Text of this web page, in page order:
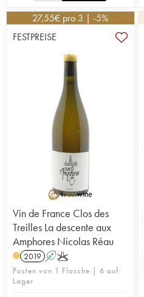
27,55€ pro 3 | -5%
FESTPREISE
Vin de France Clos des
Treilles La descente aux
Amphores Nicolas Réau
2019 AK
Posten von 1 Flasche | 6 auf
Lager